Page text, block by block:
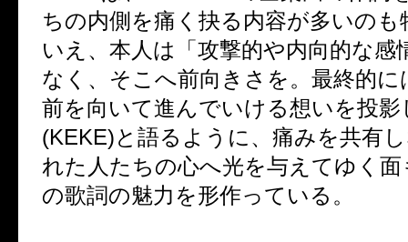
ちの内側を痛く抉る内容が多いのも
いえ、本人は「攻撃的や内向的な感
なく、そこへ前向きさを。最終的
前を向いて進んでいける想いを投
(KEKE)と語るように、痛みを共有
れた人たちの心へ光を与えてゆく面
の歌詞の魅力を形作っている。